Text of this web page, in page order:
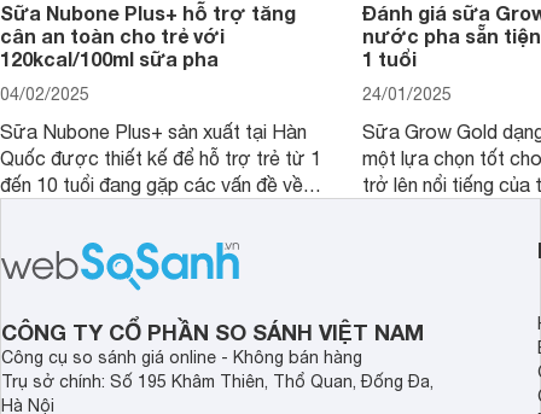
Sữa Nubone Plus+ hỗ trợ tăng
cân an toàn cho trẻ với
120kcal/100ml sữa pha
04/02/2025
Sữa Nubone Plus+ sản xuất tại Hàn
Quốc được thiết kế để hỗ trợ trẻ từ 1
đến 10 tuổi đang gặp các vấn đề về
dinh dưỡng. Sản phẩm đến từ thương
hiệu Lotte đứng số 1 Hàn Quốc, với
mức giá thành ổn phù hợp với người
dùng Việt.
Đánh giá sữa
nước pha sẵn
1 tuổi
24/01/2025
Sữa Grow Gold
một lựa chọn tốt
trở lên nổi tiếng của
Malaysia. Với thành
đầy đủ và hương vị
thể chất mà còn hỗ
giác.
CÔNG TY CỔ PHẦN SO SÁNH VIỆT NAM
Công cụ so sánh giá online - Không bán hàng
Trụ sở chính: Số 195 Khâm Thiên, Thổ Quan, Đống Đa,
Hà Nội